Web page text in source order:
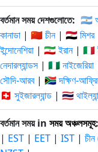
বর্তমান সময় দেশগুলোতে: 🇦🇷
কানাডা | 🇨🇳 চীন| 🇪🇬 মিশর
ইন্দোনেশিয়া | 🇮🇷 ইরান| 🇮🇹
নেদারল্যান্ডস| 🇳🇬 নাইজেরিয়া
সৌদি-আরব| 🇿🇦 দক্ষিণ-
🇨🇭 সুইজারল্যান্ড | 🇹🇭
বর্তমান সময় in সময় অঞ্চলসমূহ:
| EST | EET | IST |